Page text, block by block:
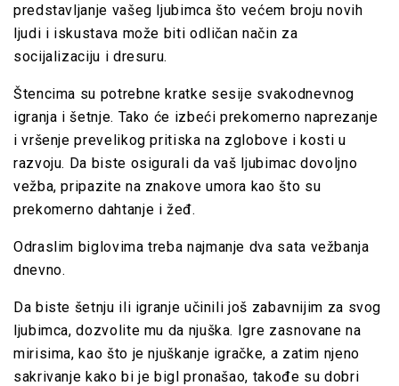
predstavljanje vašeg ljubimca što većem broju novih
ljudi i iskustava može biti odličan način za
socijalizaciju i dresuru.
Štencima su potrebne kratke sesije svakodnevnog
igranja i šetnje. Tako će izbeći prekomerno naprezanje
i vršenje prevelikog pritiska na zglobove i kosti u
razvoju. Da biste osigurali da vaš ljubimac dovoljno
vežba, pripazite na znakove umora kao što su
prekomerno dahtanje i žeđ.
Odraslim biglovima treba najmanje dva sata vežbanja
dnevno.
Da biste šetnju ili igranje učinili još zabavnijim za svog
ljubimca, dozvolite mu da njuška. Igre zasnovane na
mirisima, kao što je njuškanje igračke, a zatim njeno
sakrivanje kako bi je bigl pronašao, takođe su dobri